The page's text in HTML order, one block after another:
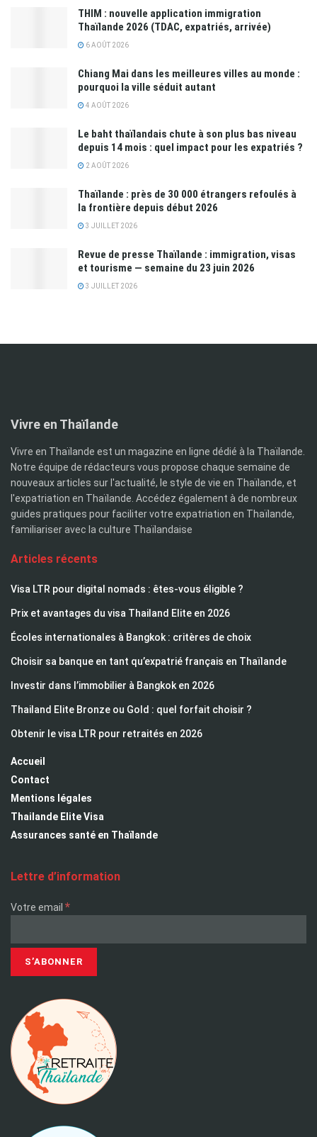
THIM : nouvelle application immigration
Thaïlande 2026 (TDAC, expatriés, arrivée)
6 AOÛT 2026
Chiang Mai dans les meilleures villes au monde :
pourquoi la ville séduit autant
4 AOÛT 2026
Le baht thaïlandais chute à son plus bas niveau
depuis 14 mois : quel impact pour les expatriés ?
2 AOÛT 2026
Thaïlande : près de 30 000 étrangers refoulés à
la frontière depuis début 2026
3 JUILLET 2026
Revue de presse Thaïlande : immigration, visas
et tourisme — semaine du 23 juin 2026
3 JUILLET 2026
Vivre en Thaïlande
Vivre en Thaïlande est un magazine en ligne dédié à la Thaïlande.
Notre équipe de rédacteurs vous propose chaque semaine de
nouveaux articles sur l'actualité, le style de vie en Thaïlande, et
l'expatriation en Thaïlande. Accédez également à de nombreux
guides pratiques pour faciliter votre expatriation en Thaïlande,
familiariser avec la culture Thaïlandaise
Articles récents
Visa LTR pour digital nomads : êtes-vous éligible ?
Prix et avantages du visa Thailand Elite en 2026
Écoles internationales à Bangkok : critères de choix
Choisir sa banque en tant qu’expatrié français en Thaïlande
Investir dans l’immobilier à Bangkok en 2026
Thailand Elite Bronze ou Gold : quel forfait choisir ?
Obtenir le visa LTR pour retraités en 2026
Accueil
Contact
Mentions légales
Thailande Elite Visa
Assurances santé en Thaïlande
Lettre d’information
Votre email *